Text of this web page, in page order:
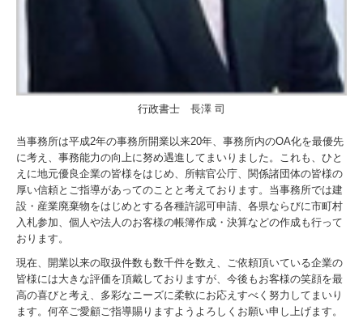
行政書士 長澤 司
当事務所は平成2年の事務所開業以来20年、事務所内のOA化を最優先
に考え、事務能力の向上に努め遇進してまいりました。これも、ひと
えに地元優良企業の皆様をはじめ、所轄官公庁、関係諸団体の皆様の
厚い信頼とご指導があってのことと考えております。当事務所では建
設・産業廃棄物をはじめとする各種許認可申請、各県ならびに市町村
入札参加、個人や法人のお客様の帳簿作成・決算などの作成も行って
おります。
現在、開業以来の取扱件数も数千件を数え、ご依頼頂いている企業の
皆様には大きな評価を頂戴しておりますが、今後もお客様の笑顔を最
高の喜びと考え、多彩なニーズに柔軟にお応えすべく努力してまいり
ます。何卒ご愛顧ご指導賜りますようよろしくお願い申し上げます。